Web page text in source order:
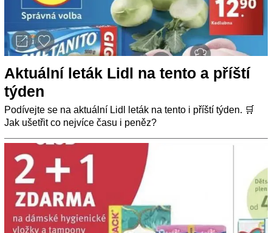
Aktuální leták Lidl na tento a příští
týden
Podívejte se na aktuální Lidl leták na tento i příští týden. 🛒
Jak ušetřit co nejvíce času i peněz?